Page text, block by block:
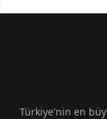
Türkiye'nin en